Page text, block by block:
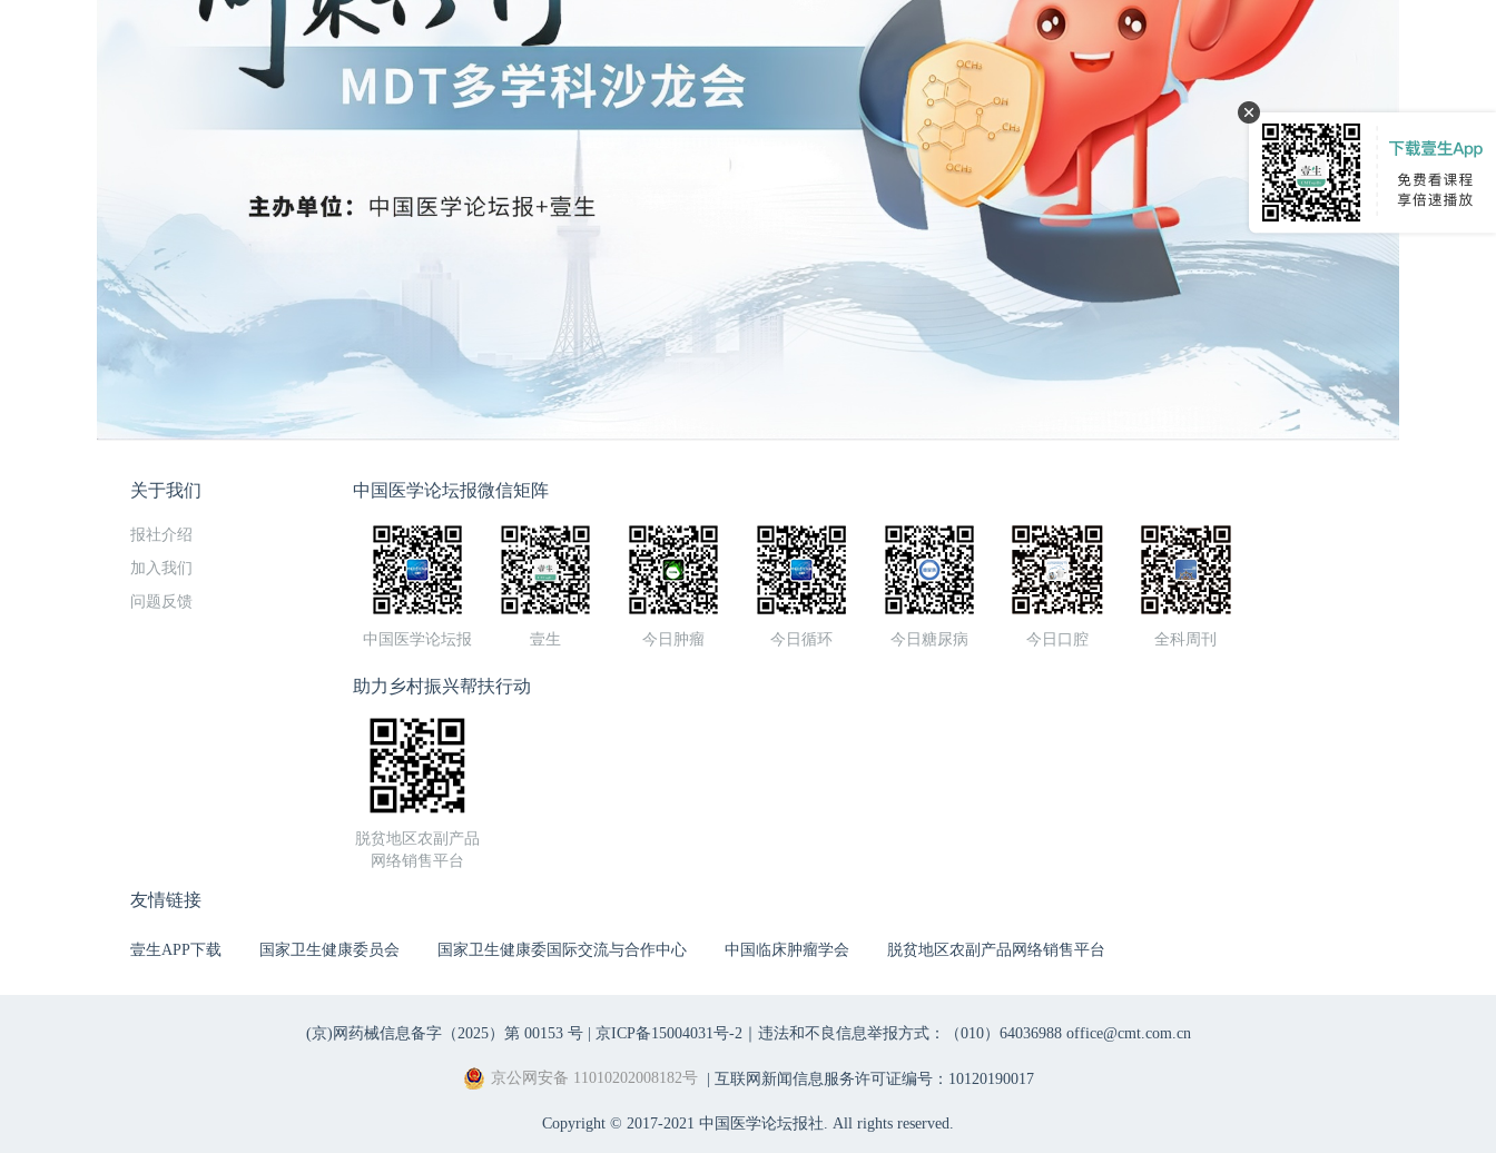
关于我们
报社介绍
加入我们
问题反馈
中国医学论坛报微信矩阵
中国医学论坛报 壹生 今日肿瘤 今日循环 今日糖尿病 今日口腔 全科周刊
助力乡村振兴帮扶行动
脱贫地区农副产品
网络销售平台
友情链接
壹生APP下载 国家卫生健康委员会 国家卫生健康委国际交流与合作中心 中国临床肿瘤学会 脱贫地区农副产品网络销售平台
(京)网药械信息备字（2025）第 00153 号 | 京ICP备15004031号-2｜违法和不良信息举报方式：（010）64036988 office@cmt.com.cn
京公网安备 11010202008182号| 互联网新闻信息服务许可证编号：10120190017
Copyright © 2017-2021 中国医学论坛报社. All rights reserved.